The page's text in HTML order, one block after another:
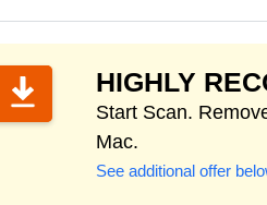
HIGHLY
Start Scan.
Mac.
See additional offer